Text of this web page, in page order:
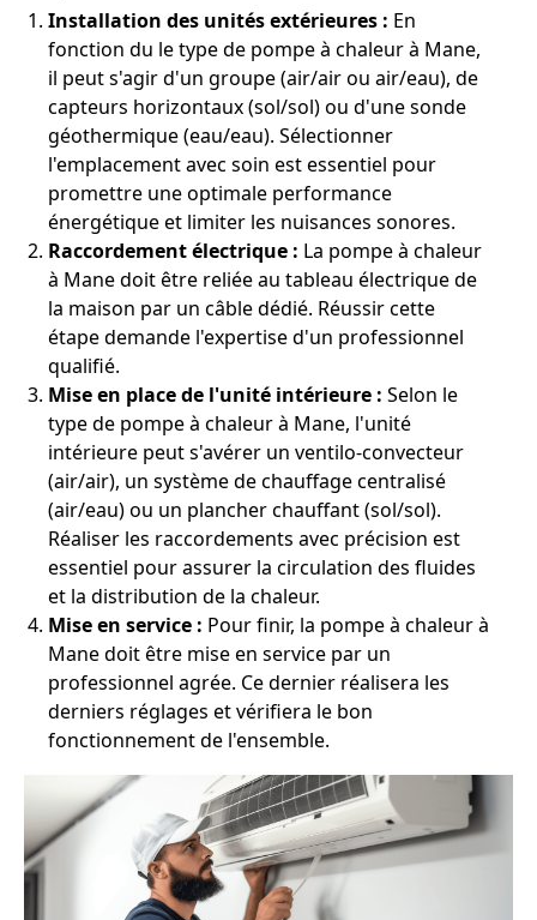
Installation des unités extérieures : En
fonction du le type de pompe à chaleur à Mane,
il peut s'agir d'un groupe (air/air ou air/eau), de
capteurs horizontaux (sol/sol) ou d'une sonde
géothermique (eau/eau). Sélectionner
l'emplacement avec soin est essentiel pour
promettre une optimale performance
énergétique et limiter les nuisances sonores.
Raccordement électrique : La pompe à chaleur
à Mane doit être reliée au tableau électrique de
la maison par un câble dédié. Réussir cette
étape demande l'expertise d'un professionnel
qualifié.
Mise en place de l'unité intérieure : Selon le
type de pompe à chaleur à Mane, l'unité
intérieure peut s'avérer un ventilo-convecteur
(air/air), un système de chauffage centralisé
(air/eau) ou un plancher chauffant (sol/sol).
Réaliser les raccordements avec précision est
essentiel pour assurer la circulation des fluides
et la distribution de la chaleur.
Mise en service : Pour finir, la pompe à chaleur à
Mane doit être mise en service par un
professionnel agrée. Ce dernier réalisera les
derniers réglages et vérifiera le bon
fonctionnement de l'ensemble.